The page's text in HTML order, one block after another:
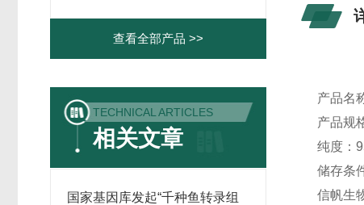
查看全部产品 >>
TECHNICAL ARTICLES
相关文章
国家基因库发起“千种鱼转录组
产品名
产品规
纯度：
储存条
信帆生